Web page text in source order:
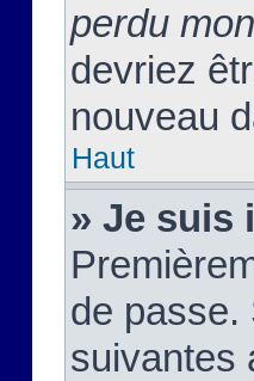
perdu
devriez
nouveau
Haut
» Je suis
de passe.
suivantes